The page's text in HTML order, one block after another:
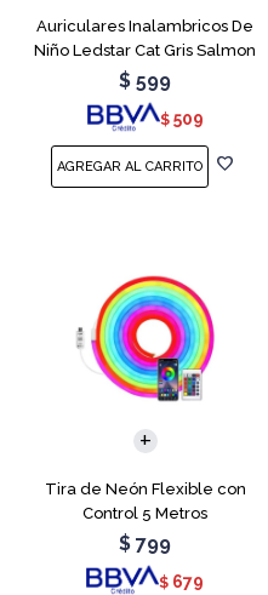
Auriculares Inalambricos De
Niño Ledstar Cat Gris Salmon
$ 599
$ 509
Tira de Neón Flexible con
Control 5 Metros
$ 799
$ 679